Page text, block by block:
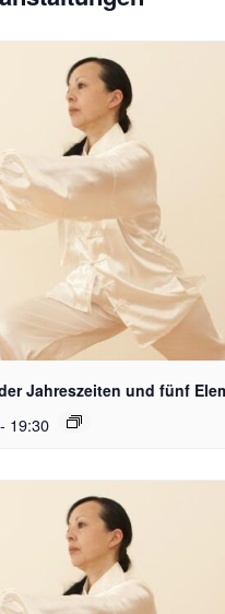
Jahreszeiten und fünf
- 19:30